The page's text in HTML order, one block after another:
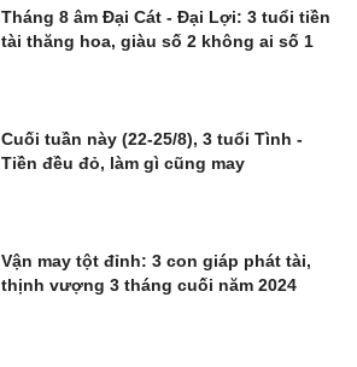
Tháng 8 âm Đại Cát - Đại Lợi: 3 tuổi tiền
tài thăng hoa, giàu số 2 không ai số 1
Cuối tuần này (22-25/8), 3 tuổi Tình -
Tiền đều đỏ, làm gì cũng may
Vận may tột đỉnh: 3 con giáp phát tài,
thịnh vượng 3 tháng cuối năm 2024